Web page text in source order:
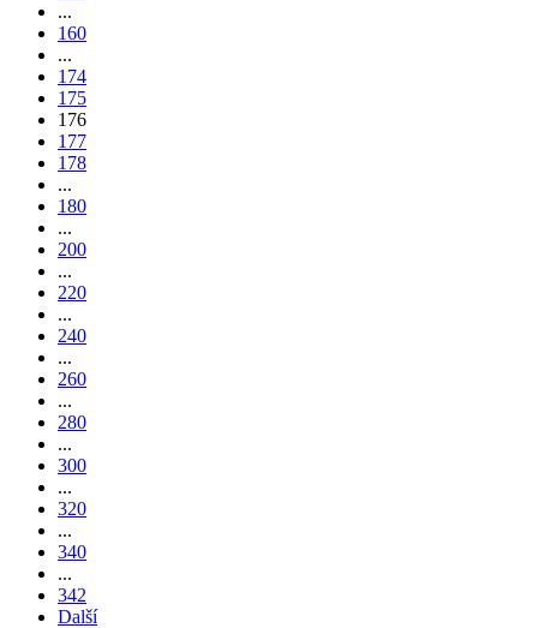
...
160
...
174
175
176
177
178
...
180
...
200
...
220
...
240
...
260
...
280
...
300
...
320
...
340
...
342
Další